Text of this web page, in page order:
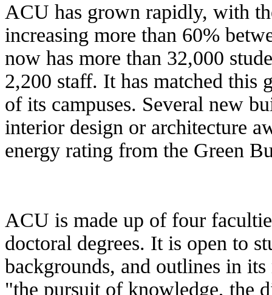
ACU has grown rapidly, with
increasing more than 60%
now has more than 32,000
2,200 staff. It has matched this
of its campuses. Several new
interior design or architecture
energy rating from the Green
ACU is made up of four
doctoral degrees. It is open to
backgrounds, and outlines in
"the pursuit of knowledge, the